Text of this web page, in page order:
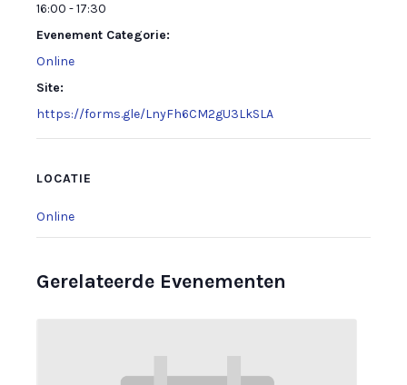
16:00 - 17:30
Evenement Categorie:
Online
Site:
https://forms.gle/LnyFh6CM2gU3LkSLA
LOCATIE
Online
Gerelateerde Evenementen